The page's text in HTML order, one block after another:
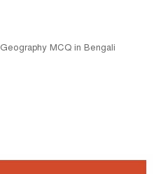
Geography MCQ in Bengali